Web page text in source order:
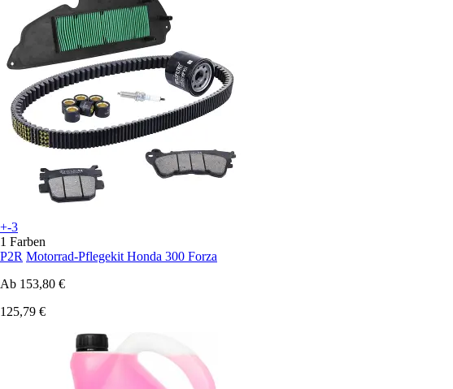
+-3
1 Farben
P2R Motorrad-Pflegekit Honda 300 Forza
Ab 153,80 €
125,79 €